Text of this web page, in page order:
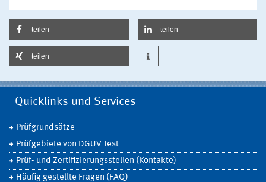
teilen teilen
teilen
Quicklinks und Services
Prüfgrundsätze
Prüfgebiete von DGUV Test
Prüf- und Zertifizierungsstellen (Kontakte)
Häufig gestellte Fragen (FAQ)